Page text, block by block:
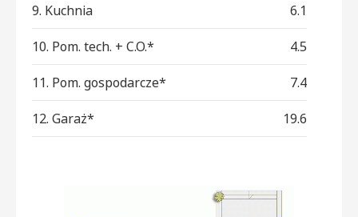
9. Kuchnia 6.1
10. Pom. tech. + C.O.* 4.5
11. Pom. gospodarcze* 7.4
12. Garaż* 19.6